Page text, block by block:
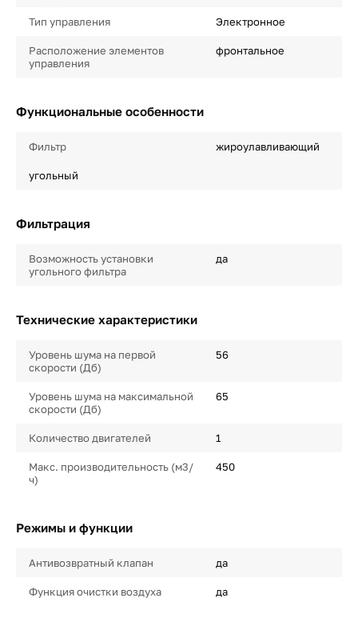
Тип управления Электронное
Расположение элементов
управления
фронтальное
Функциональные особенности
Фильтр жироулавливающий
угольный
Фильтрация
Возможность установки
угольного фильтра
да
Технические характеристики
Уровень шума на первой
скорости (Дб)
56
Уровень шума на максимальной
скорости (Дб)
65
Количество двигателей 1
Макс. производительность (м3/
ч)
450
Режимы и функции
Антивозвратный клапан да
Функция очистки воздуха да